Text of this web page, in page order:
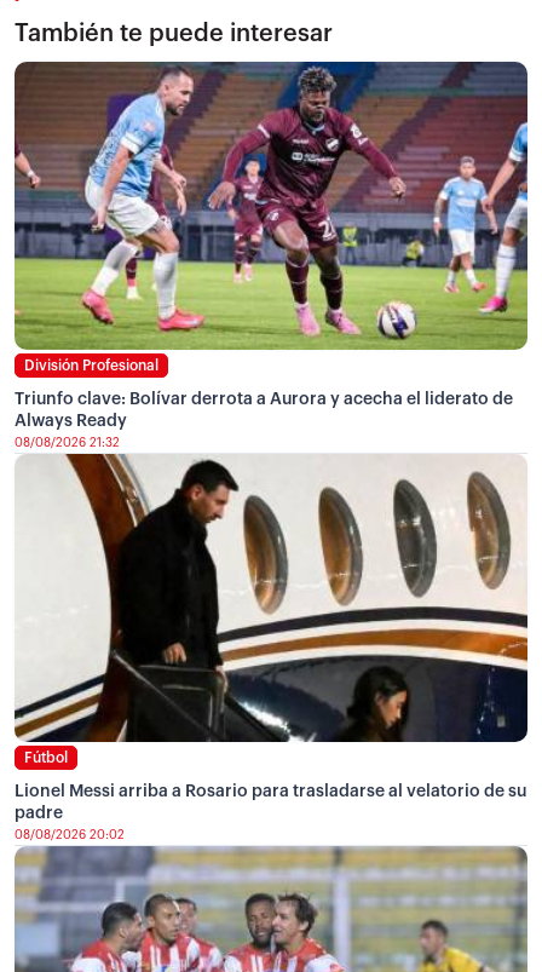
También te puede interesar
División Profesional
Triunfo clave: Bolívar derrota a Aurora y acecha el liderato de
Always Ready
08/08/2026 21:32
Fútbol
Lionel Messi arriba a Rosario para trasladarse al velatorio de su
padre
08/08/2026 20:02